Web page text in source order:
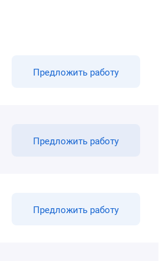
Предложить работу
Предложить работу
Предложить работу